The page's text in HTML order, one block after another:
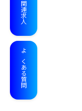
関連求人
よくある質問